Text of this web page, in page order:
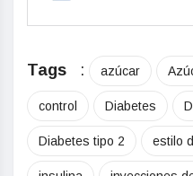
Tags : azúcar
control Diabetes
Diabetes tipo 2 estilo